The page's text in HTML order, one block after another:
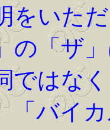
をいた
の「ザ
ではな
「バイ